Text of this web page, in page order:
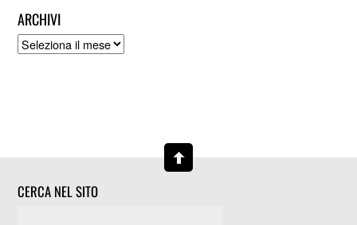
ARCHIVI
Archivi
CERCA NEL SITO